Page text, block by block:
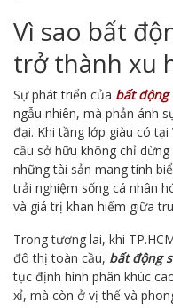
Vì sao bất
trở thành xu
Sự phát triển của bất động
ngẫu nhiên, mà phản ánh
đại. Khi tầng lớp giàu có
cầu sở hữu không chỉ
những tài sản mang tính
trải nghiệm sống cá nhân
và giá trị khan hiếm giữa
Trong tương lai, khi
đô thị toàn cầu, bất động
tục định hình phân khúc
xỉ, mà còn ở vị thế và